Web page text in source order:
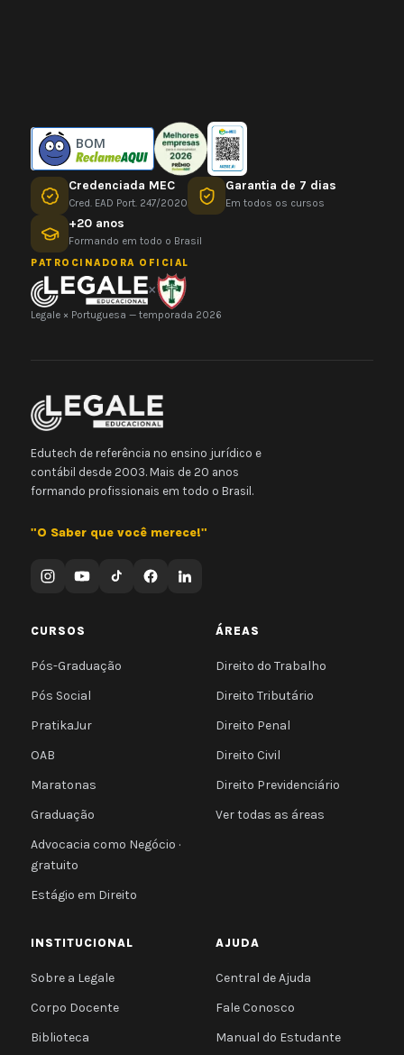
BOM
Credenciada MEC
Cred. EAD Port. 247/2020
Garantia de 7 dias
Em todos os cursos
+20 anos
Formando em todo o Brasil
PATROCINADORA OFICIAL
×
Legale × Portuguesa — temporada 2026
Edutech de referência no ensino jurídico e
contábil desde 2003. Mais de 20 anos
formando profissionais em todo o Brasil.
"O Saber que você merece!"
CURSOS
Pós-Graduação
Pós Social
PratikaJur
OAB
Maratonas
Graduação
Advocacia como Negócio ·
gratuito
Estágio em Direito
ÁREAS
Direito do Trabalho
Direito Tributário
Direito Penal
Direito Civil
Direito Previdenciário
Ver todas as áreas
INSTITUCIONAL
Sobre a Legale
Corpo Docente
Biblioteca
AJUDA
Central de Ajuda
Fale Conosco
Manual do Estudante